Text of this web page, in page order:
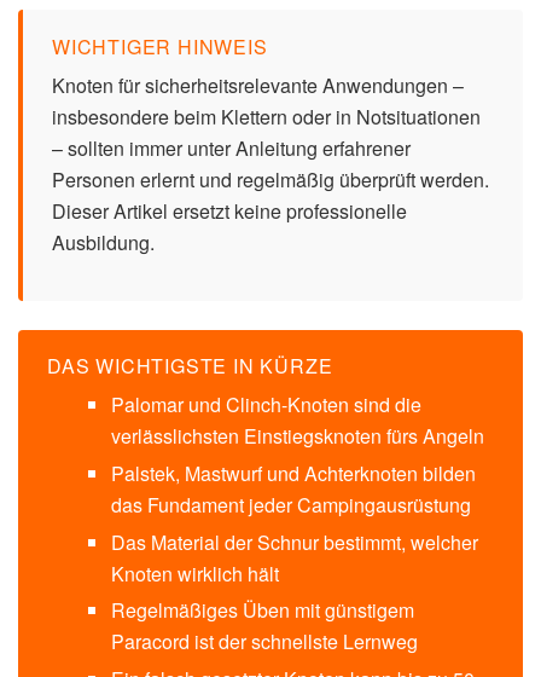
WICHTIGER HINWEIS
Knoten für sicherheitsrelevante Anwendungen –
insbesondere beim Klettern oder in Notsituationen
– sollten immer unter Anleitung erfahrener
Personen erlernt und regelmäßig überprüft werden.
Dieser Artikel ersetzt keine professionelle
Ausbildung.
DAS WICHTIGSTE IN KÜRZE
Palomar und Clinch-Knoten sind die
verlässlichsten Einstiegsknoten fürs Angeln
Palstek, Mastwurf und Achterknoten bilden
das Fundament jeder Campingausrüstung
Das Material der Schnur bestimmt, welcher
Knoten wirklich hält
Regelmäßiges Üben mit günstigem
Paracord ist der schnellste Lernweg